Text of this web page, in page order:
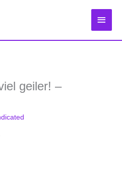
geiler! –